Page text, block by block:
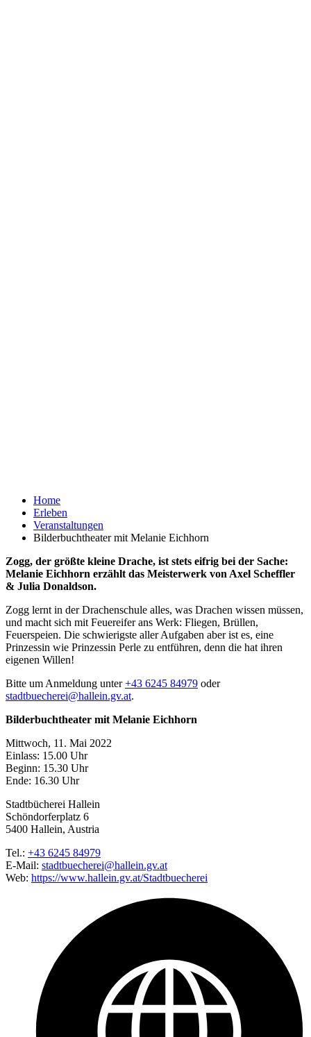
Home
Erleben
Veranstaltungen
Bilderbuchtheater mit Melanie Eichhorn
Zogg, der größte kleine Drache, ist stets eifrig bei der Sache:
Melanie Eichhorn erzählt das Meisterwerk von Axel Scheffler
& Julia Donaldson.
Zogg lernt in der Drachenschule alles, was Drachen wissen müssen,
und macht sich mit Feuereifer ans Werk: Fliegen, Brüllen,
Feuerspeien. Die schwierigste aller Aufgaben aber ist es, eine
Prinzessin wie Prinzessin Perle zu entführen, denn die hat ihren
eigenen Willen!
Bitte um Anmeldung unter+43 6245 84979 oder
stadtbuecherei@hallein.gv.at.
Bilderbuchtheater mit Melanie Eichhorn
Mittwoch, 11. Mai 2022
Einlass: 15.00 Uhr
Beginn: 15.30 Uhr
Ende: 16.30 Uhr
Stadtbücherei Hallein
Schöndorferplatz 6
5400 Hallein, Austria
Tel.: +43 6245 84979
E-Mail: stadtbuecherei@hallein.gv.at
Web: https://www.hallein.gv.at/Stadtbuecherei